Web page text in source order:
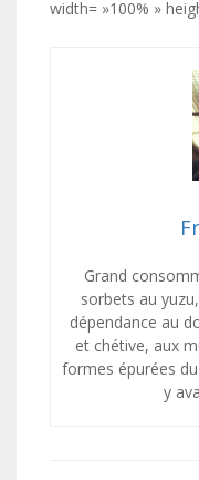
width= »100% »
Grand
sorbets au
dépendance au
et chétive, aux
formes épurées
y